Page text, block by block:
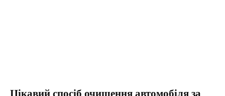
Цікавий спосіб очищення автомобіля за